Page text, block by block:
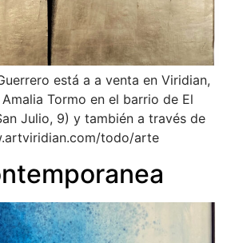
está a a venta en Viridian,
Tormo en el barrio de El
Julio, 9) y también a través de
todo/arte